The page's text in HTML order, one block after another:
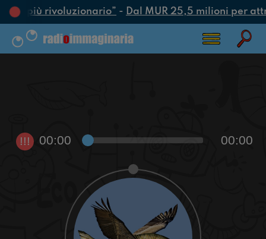
più rivoluzionario”- Dal MUR 25,5 milioni per
!!! 00:00 00:00